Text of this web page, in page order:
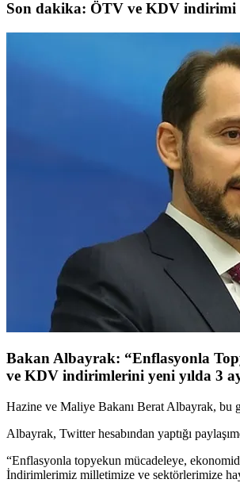
Son dakika: ÖTV ve KDV indirimi
Bakan Albayrak: “Enflasyonla
ve KDV indirimlerini yeni yılda 3
Hazine ve Maliye Bakanı Berat Albayrak, bu
Albayrak, Twitter hesabından yaptığı
“Enflasyonla topyekun mücadeleye,
İndirimlerimiz milletimize ve sektörlerimize